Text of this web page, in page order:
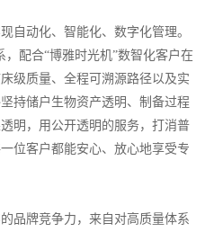
自动化、智能化、数字化管理。
配合“博雅时光机”数智化客户在
级质量、全程可溯源路径以及实
持储户生物资产透明、制备过程
明，用公开透明的服务，打消普
位客户都能安心、放心地享受专
品牌竞争力，来自对高质量体系